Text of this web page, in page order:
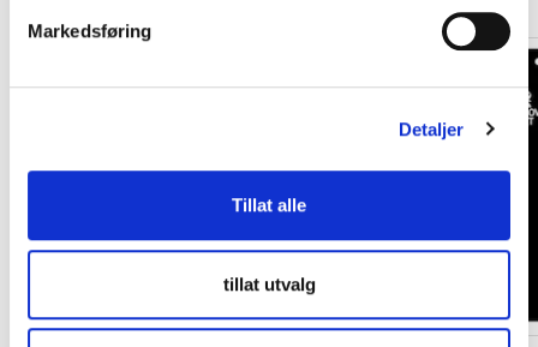
Markedsføring
Detaljer
Tillat alle
tillat utvalg